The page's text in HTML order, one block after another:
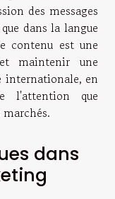
des messages
dans la langue
contenu est une
maintenir une
internationale, en
l'attention que
dans